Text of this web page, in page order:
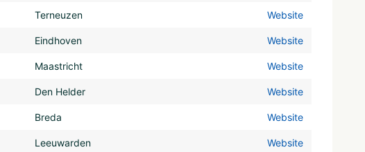
Terneuzen Website
Eindhoven Website
Maastricht Website
Den Helder Website
Breda Website
Leeuwarden Website